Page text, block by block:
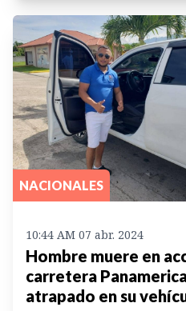
NACIONALES
10:44 AM 07 abr. 2024
Hombre muere en
carretera
atrapado en su